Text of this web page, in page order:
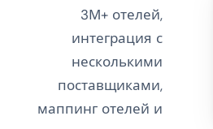
3М+ отелей,
интеграция с
несколькими
поставщиками,
маппинг отелей и